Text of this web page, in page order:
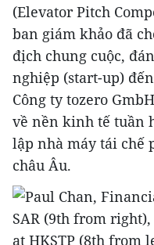
(Elevator Pitch
ban giám khảo đã
địch chung cuộc,
nghiệp (start-up)
Công ty tozero
về nền kinh tế tuần
lập nhà máy tái chế
châu Âu.